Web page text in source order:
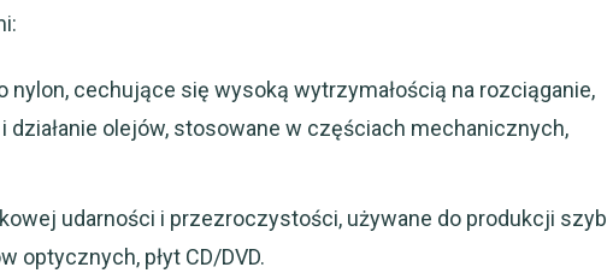
nylon, cechujące się wysoką wytrzymałością na rozciąganie,
działanie olejów, stosowane w częściach mechanicznych,
udarności i przezroczystości, używane do produkcji szyb
optycznych, płyt CD/DVD.